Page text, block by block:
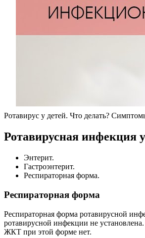
Ротавирус у детей. Что делать?
Ротавирусная инфекция
Энтерит.
Гастроэнтерит.
Респираторная форма.
Респираторная форма
Респираторная форма ротавирусной
ротавирусной инфекции не
ЖКТ при этой форме нет.